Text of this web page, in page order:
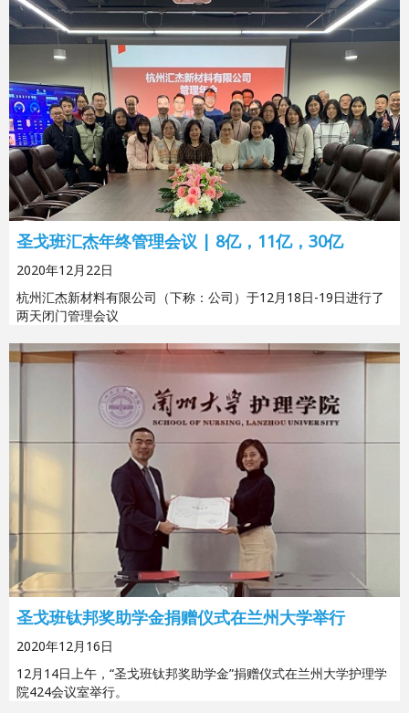
圣戈班汇杰年终管理会议 | 8亿，11亿，30亿
2020年12月22日
杭州汇杰新材料有限公司（下称：公司）于12月18日-19日进行了
两天闭门管理会议
圣戈班钛邦奖助学金捐赠仪式在兰州大学举行
2020年12月16日
12月14日上午，“圣戈班钛邦奖助学金”捐赠仪式在兰州大学护理学
院424会议室举行。